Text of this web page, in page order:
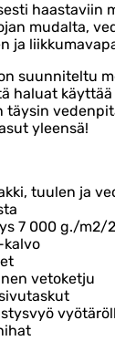
haastaviin
mudalta,
ja
suunniteltu
haluat
täysin
yleensä!
tuulen ja
7 000 g./m2/
kalvo
vetoketju